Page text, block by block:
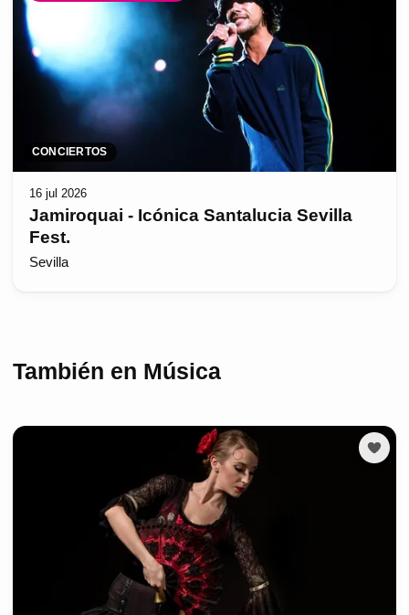
CONCIERTOS
16 jul 2026
Jamiroquai - Icónica Santalucia Sevilla
Fest.
Sevilla
También en Música